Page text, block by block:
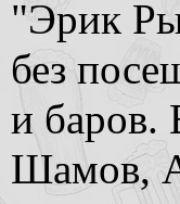
"Эрик
без
и баров.
Шамов,